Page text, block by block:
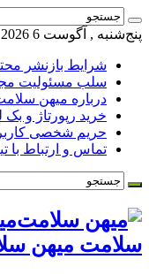
پنج‌شنبه , آگوست 6 2026
شرایط بازنشر
سلب مسئولیت
درباره میهن
خرید رپورتاژ و
حریم شخصی
تماس و ارتباط با
سلامت میهن